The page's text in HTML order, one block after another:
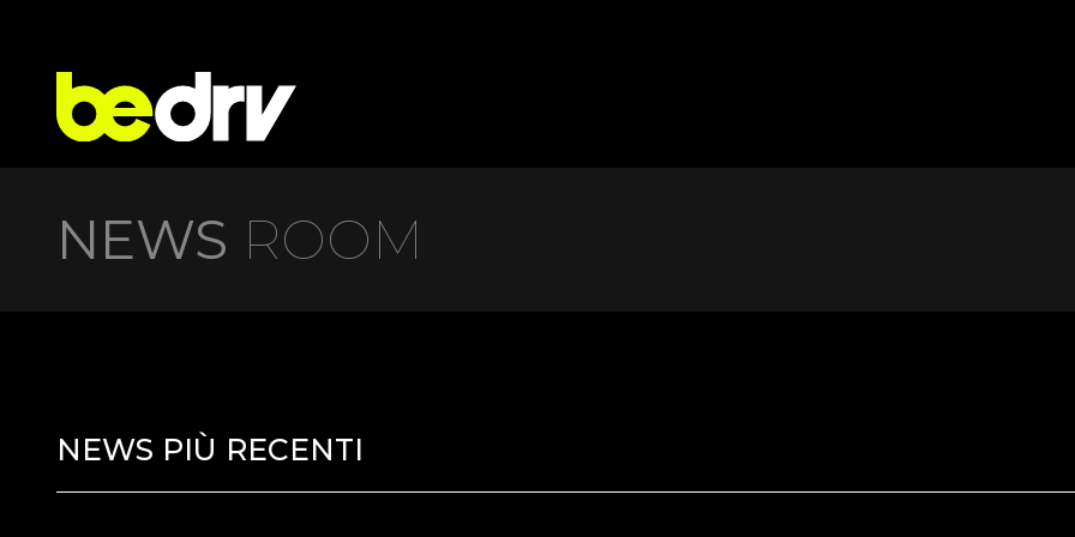
NEWS ROOM
NEWS PIÙ RECENTI